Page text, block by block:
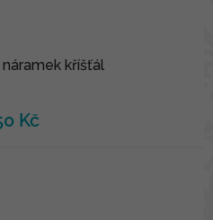
kříšťál
Kč